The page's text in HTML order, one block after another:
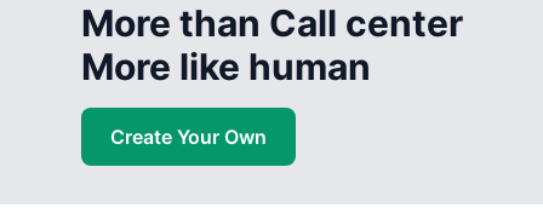
More than Call center
More like human
Create Your Own